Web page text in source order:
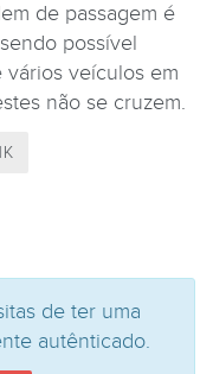
de passagem é
possível
vários veículos em
não se cruzem.
de ter uma
autênticado.